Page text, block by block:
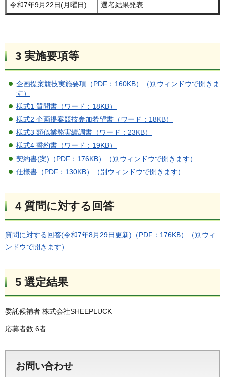
令和7年9月22日(月曜日) 選考結果発表
3 実施要項等
企画提案競技実施要項（PDF：160KB）（別ウィンドウで開きま
す）
様式1 質問書（ワード：18KB）
様式2 企画提案競技参加希望書（ワード：18KB）
様式3 類似業務実績調書（ワード：23KB）
様式4 誓約書（ワード：19KB）
契約書(案)（PDF：176KB）（別ウィンドウで開きます）
仕様書（PDF：130KB）（別ウィンドウで開きます）
4 質問に対する回答
質問に対する回答(令和7年8月29日更新)（PDF：176KB）（別ウィ
ンドウで開きます）
5 選定結果
委託候補者 株式会社SHEEPLUCK
応募者数 6者
お問い合わせ